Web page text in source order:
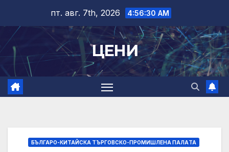
content
пт. авг. 7th, 2026 4:56:31 AM
ЦЕНИ
БЪЛГАРО-КИТАЙСКА ТЪРГОВСКО-ПРОМИШЛЕНА ПАЛAТА